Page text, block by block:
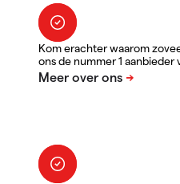
Kom erachter waarom
ons de nummer 1 aanbieder